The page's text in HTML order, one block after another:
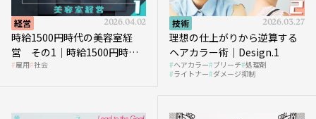
経営 2026.04.02
時給1500円時代の美容室経
営 その1｜時給1500円時代
へ向かう社会的背景
雇用 社会
技術 2026.03.27
理想の仕上がりから逆算する
ヘアカラー術｜Design.1
ヘアカラー ブリーチ 処理剤
ライトナー ダメージ抑制